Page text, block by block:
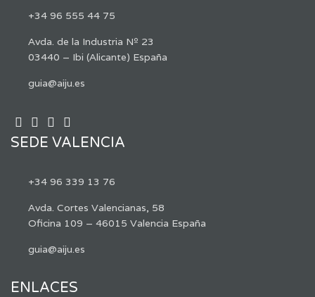
+34 96 555 44 75
Avda. de la Industria Nº 23
03440 – Ibi (Alicante) España
guia@aiju.es
SEDE VALENCIA
+34 96 339 13 76
Avda. Cortes Valencianas, 58
Oficina 109 – 46015 Valencia España
guia@aiju.es
ENLACES